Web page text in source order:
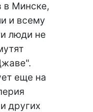
в Минске,
и всему
люди не
еще на
других